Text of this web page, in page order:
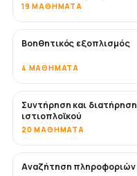
19 ΜΑΘΉΜΑΤΑ
Βοηθητικός εξοπλισμός
4 ΜΑΘΉΜΑΤΑ
Συντήρηση και διατήρηση
ιστιοπλοϊκού
20 ΜΑΘΉΜΑΤΑ
Αναζήτηση πληροφοριών